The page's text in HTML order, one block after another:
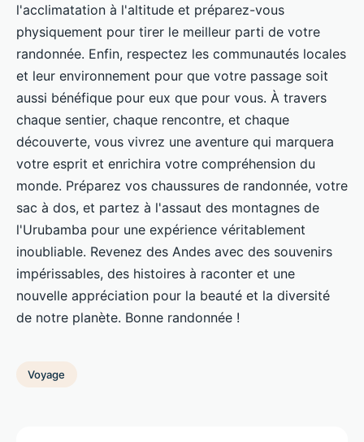
l'acclimatation à l'altitude et préparez-vous
physiquement pour tirer le meilleur parti de votre
randonnée. Enfin, respectez les communautés locales
et leur environnement pour que votre passage soit
aussi bénéfique pour eux que pour vous. À travers
chaque sentier, chaque rencontre, et chaque
découverte, vous vivrez une aventure qui marquera
votre esprit et enrichira votre compréhension du
monde. Préparez vos chaussures de randonnée, votre
sac à dos, et partez à l'assaut des montagnes de
l'Urubamba pour une expérience véritablement
inoubliable. Revenez des Andes avec des souvenirs
impérissables, des histoires à raconter et une
nouvelle appréciation pour la beauté et la diversité
de notre planète. Bonne randonnée !
Voyage